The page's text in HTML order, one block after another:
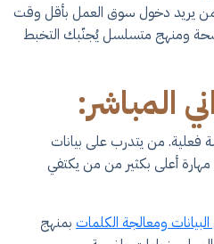
لمن يريد دخول سوق العمل بأقل وقت
ومنهج متسلسل يُجنّبك التخبط
المباشر:
من يتدرب على بيانات
أعلى بكثير من من يكتفي
ومعالجة الكلماتبمنهج